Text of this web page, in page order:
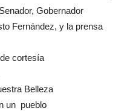
Gobernador
Fernández, y la prensa
cortesía
Belleza
un pueblo